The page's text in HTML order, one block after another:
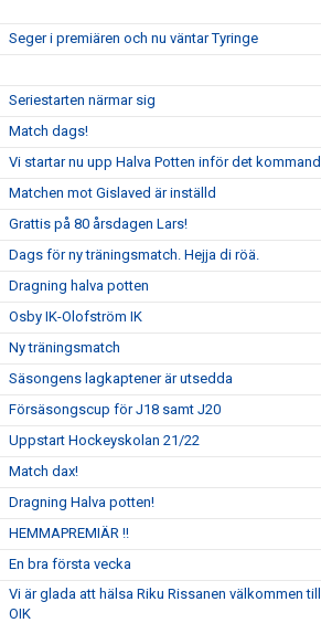
Seger i premiären och nu väntar Tyringe
Seriestarten närmar sig
Match dags!
Vi startar nu upp Halva Potten inför det
Matchen mot Gislaved är inställd
Grattis på 80 årsdagen Lars!
Dags för ny träningsmatch. Hejja di röä.
Dragning halva potten
Osby IK-Olofström IK
Ny träningsmatch
Säsongens lagkaptener är utsedda
Försäsongscup för J18 samt J20
Uppstart Hockeyskolan 21/22
Match dax!
Dragning Halva potten!
HEMMAPREMIÄR !!
En bra första vecka
Vi är glada att hälsa Riku Rissanen välkommen
OIK